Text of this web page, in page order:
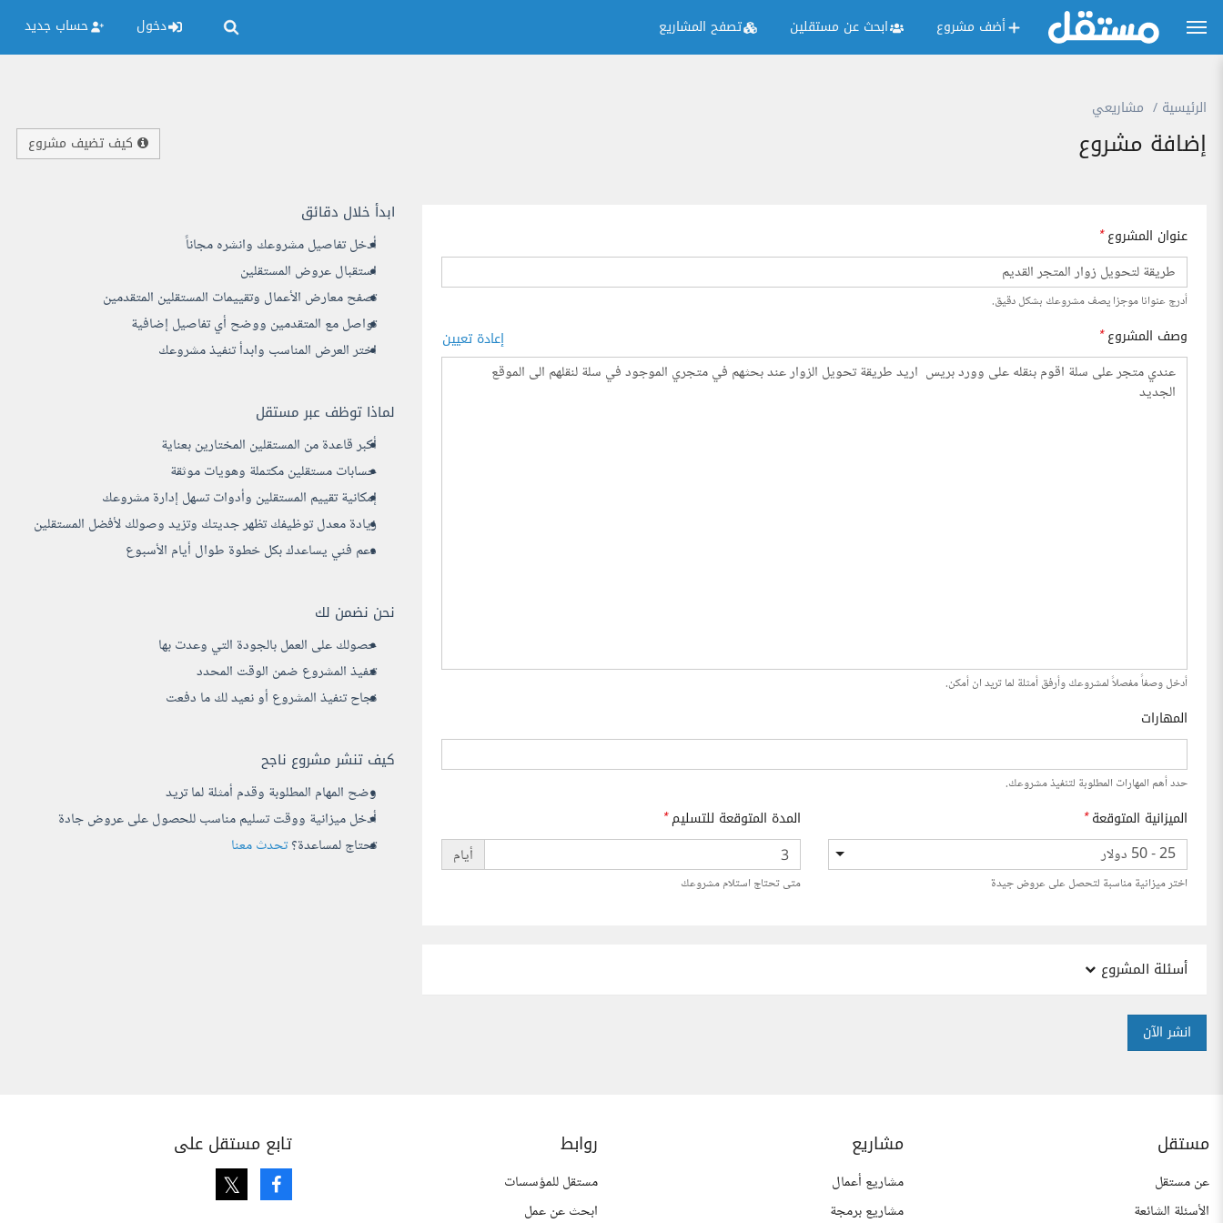
أضف مشروع ابحث عن مستقلين تصفح المشاريع دخول حساب جديد
الرئيسية مشاريعي
إضافة مشروع كيف تضيف مشروع
ابدأ خلال دقائق
أدخل تفاصيل مشروعك وانشره مجاناً
استقبال عروض المستقلين
تصفح معارض الأعمال وتقييمات المستقلين المتقدمين
تواصل مع المتقدمين ووضح أي تفاصيل إضافية
اختر العرض المناسب وابدأ تنفيذ مشروعك
لماذا توظف عبر مستقل
أكبر قاعدة من المستقلين المختارين بعناية
حسابات مستقلين مكتملة وهويات موثقة
إمكانية تقييم المستقلين وأدوات تسهل إدارة مشروعك
زيادة معدل توظيفك تظهر جديتك وتزيد وصولك لأفضل المستقلين
دعم فني يساعدك بكل خطوة طوال أيام الأسبوع
نحن نضمن لك
حصولك على العمل بالجودة التي وعدت بها
تنفيذ المشروع ضمن الوقت المحدد
نجاح تنفيذ المشروع أو نعيد لك ما دفعت
كيف تنشر مشروع ناجح
وضح المهام المطلوبة وقدم أمثلة لما تريد
أدخل ميزانية ووقت تسليم مناسب للحصول على عروض جادة
تحتاج لمساعدة؟تحدث معنا
عنوان المشروع*
أدرج عنوانا موجزا يصف مشروعك بشكل دقيق.
وصف المشروع* إعادة تعيين
أدخل وصفاً مفصلاً لمشروعك وأرفق أمثلة لما تريد ان أمكن.
المهارات
حدد أهم المهارات المطلوبة لتنفيذ مشروعك.
الميزانية المتوقعة*
25 - 50 دولار
اختر ميزانية مناسبة لتحصل على عروض جيدة
المدة المتوقعة للتسليم*
أيام
متى تحتاج استلام مشروعك
أسئلة المشروع
انشر الآن
مستقل
عن مستقل
الأسئلة الشائعة
مشاريع
مشاريع أعمال
مشاريع برمجة
روابط
مستقل للمؤسسات
ابحث عن عمل
تابع مستقل على
Facebook
Twitter